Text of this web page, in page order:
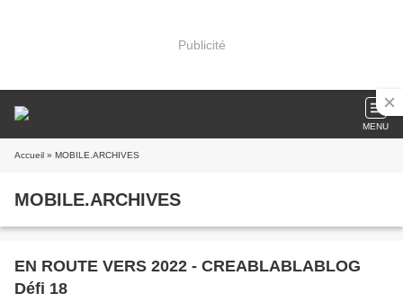
Publicité
MENU
Accueil » MOBILE.ARCHIVES
MOBILE.ARCHIVES
EN ROUTE VERS 2022 - CREABLABLABLOG
Défi 18